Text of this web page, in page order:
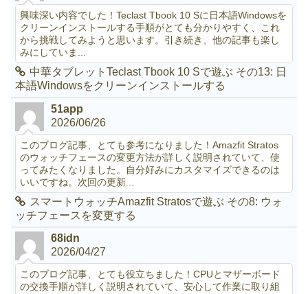
興味深い内容でした！Teclast Tbook 10 Sに日本語Windowsを
クリーンインストールする手順がとても分かりやすく、これ
から挑戦してみようと思います。引き続き、他の記事も楽し
みにしていま...
中華タブレットTeclast Tbook 10 Sで遊ぶ その13: 日
本語Windowsをクリーンインストールする
51app
2026/06/26
このブログ記事、とても参考になりました！Amazfit Stratos
のウォッチフェースの変更方法が詳しく説明されていて、使
ってみたくなりました。自分好みにカスタマイズできるのは
いいですね。次回の更新...
スマートウォッチAmazfit Stratosで遊ぶ その8: ウォ
ッチフェースを変更する
68idn
2026/04/27
このブログ記事、とても役立ちました！CPUとマザーボード
の交換手順が詳しく説明されていて、安心して作業に取り組